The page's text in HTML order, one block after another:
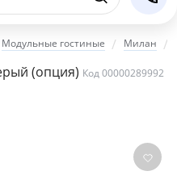
Модульные гостиные Милан
(опция) Код 00000289992